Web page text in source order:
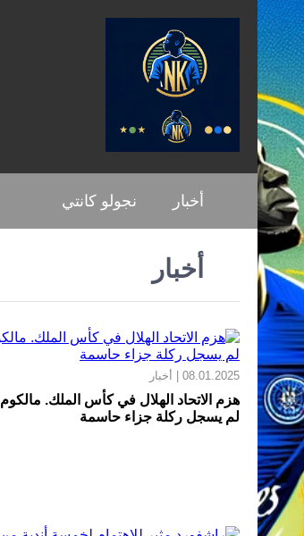
أخبار نجولو كانتي
أخبار
08.01.2025 | أخبار
هزم الاتحاد الهلال في كأس الملك. مالكوم
لم يسجل ركلة جزاء حاسمة